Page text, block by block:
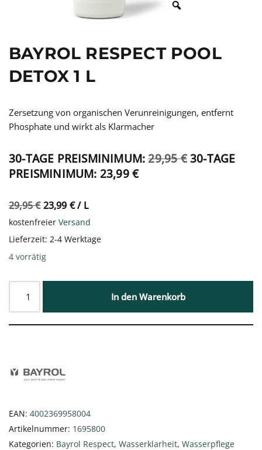
BAYROL RESPECT POOL
DETOX 1 L
Zersetzung von organischen Verunreinigungen, entfernt
Phosphate und wirkt als Klarmacher
30-TAGE PREISMINIMUM: 29,95€ 30-TAGE
PREISMINIMUM: 23,99€
29,95€ 23,99 €/ L
kostenfreier Versand
Lieferzeit: 2-4 Werktage
4 vorrätig
In den Warenkorb
EAN: 4002369958004
Artikelnummer: 1695800
Kategorien: Bayrol Respect, Wasserklarheit, Wasserpflege